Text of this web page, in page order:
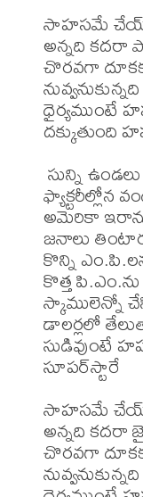
సాహసమే చేయ్‌రా
అన్నది
చొరవగా
నువ్వనుకున్నది
ధైర్యముంటే
దక్కుతుంది
ఫ్యాక్టరీల్లోన
అమెరికా
జనాలు
కొన్ని
కొత్త
స్కాములెన్నో చేసి
డాలర్లలో
సుడివుంటే
సూపర్‌స్టారే
సాహసమే చేయ్‌రా
అన్నది కదరా
చొరవగా
నువ్వనుకున్నది